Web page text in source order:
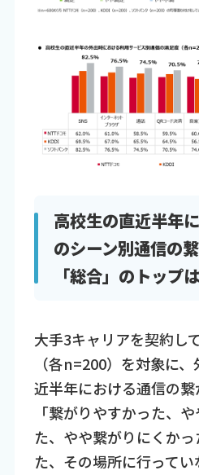
高校生の直近半年
のシーン別通信の
「総合」のトップ
大手3キャリアを契約し
（各n=200）を対象に
近半年における通信の
「繋がりやすかった、
た、やや繋がりにくか
た、その場所に行って